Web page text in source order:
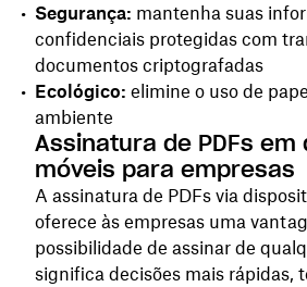
Segurança: mantenha suas
confidenciais protegidas com
documentos criptografadas
Ecológico: elimine o uso de
ambiente
Assinatura de PDFs em
móveis para empresas
A assinatura de PDFs via
oferece às empresas uma
possibilidade de assinar de
significa decisões mais rápidas,